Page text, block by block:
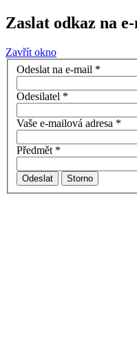
Zaslat odkaz na
Zavřít okno
Odeslat na e-mail *
Odesilatel *
Vaše e-mailová adresa *
Předmět*
Odeslat Storno